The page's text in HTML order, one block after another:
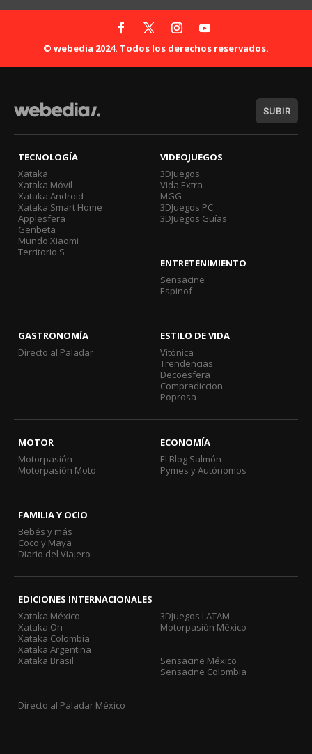
© webedia 2024. Todos los derechos reservados.
SUBIR
TECNOLOGÍA
Xataka
Xataka Móvil
Xataka Android
Xataka Smart Home
Applesfera
Genbeta
Mundo Xiaomi
Territorio S
VIDEOJUEGOS
3DJuegos
Vida Extra
MGG
3DJuegos PC
3DJuegos Guías
ENTRETENIMIENTO
Sensacine
Espinof
GASTRONOMÍA
Directo al Paladar
ESTILO DE VIDA
Vitónica
Trendencias
Decoesfera
Compradiccion
Poprosa
MOTOR
Motorpasión
Motorpasión Moto
ECONOMÍA
El Blog Salmón
Pymes y Autónomos
FAMILIA Y OCIO
Bebés y más
Coco y Maya
Diario del Viajero
EDICIONES INTERNACIONALES
Xataka México
Xataka On
Xataka Colombia
Xataka Argentina
Xataka Brasil
3DJuegos LATAM
Motorpasión México
Sensacine México
Sensacine Colombia
Directo al Paladar México